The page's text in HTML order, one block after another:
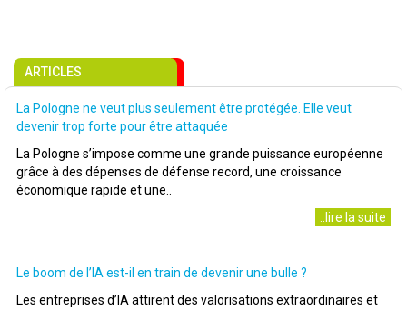
ARTICLES
La Pologne ne veut plus seulement être protégée. Elle veut
devenir trop forte pour être attaquée
La Pologne s’impose comme une grande puissance européenne
grâce à des dépenses de défense record, une croissance
économique rapide et une..
..lire la suite
Le boom de l’IA est-il en train de devenir une bulle ?
Les entreprises d’IA attirent des valorisations extraordinaires et